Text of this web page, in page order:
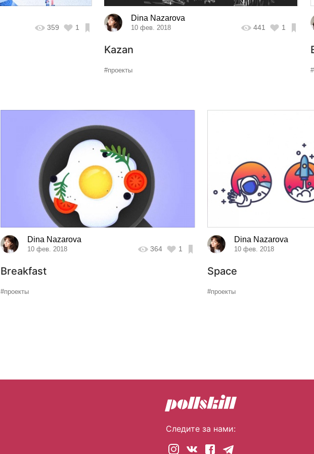
359 1
Dina Nazarova
10 фев. 2018 441 1
Kazan
#проекты
Dina Nazarova
10 фев. 2018 364 1
Breakfast
#проекты
Dina Nazarova
10 фев. 2018
Space
#проекты
Следите за нами: